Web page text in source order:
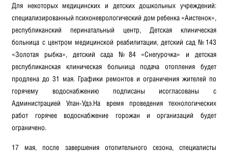
Для некоторых медицинских и детских дошкольных учреждений:
специализированный психоневрологический дом ребенка «Аистенок»,
республиканский перинатальный центр, Детская клиническая
больница с центром медицинской реабилитации, детский сад №143
«Золотая рыбка», детский сада №84 «Снеryрочка» и детская
республиканская клиническая больница подача отопления будет
продлена до 31 мая. Графики ремонтов и ограничения жителей по
горячему водоснабжению подписаны исогласованы с
Администрацией Улан-Удэ.На время проведения технологических
работ горячее водоснабжение горожан и организаций будет
ограничено.
17 мая, после завершения отопительного сезона, специалисты